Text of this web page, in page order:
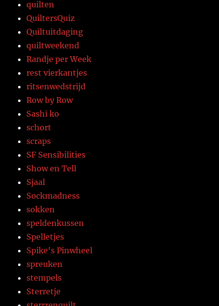
quilten
QuiltersQuiz
Quiltuitdaging
quiltweekend
Randje per Week
rest vierkantjes
ritsenwedstrijd
Row by Row
Sashi ko
schort
scraps
SF Sensibilities
Show en Tell
Sjaal
Sockmadness
sokken
speldenkussen
Spelletjes
Spike's Pinwheel
spreuken
stempels
Sterretje